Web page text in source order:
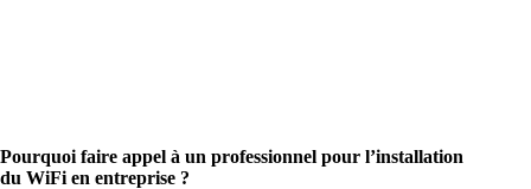
Pourquoi faire appel à un professionnel pour l’installation
du WiFi en entreprise ?